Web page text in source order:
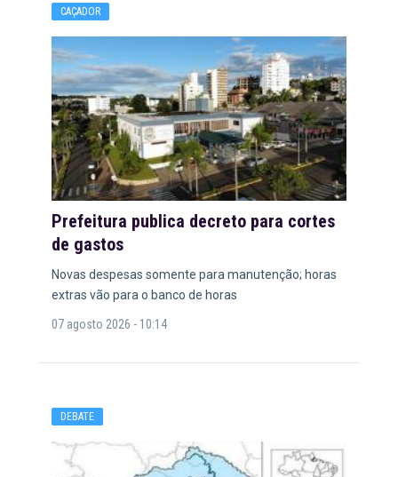
CAÇADOR
Prefeitura publica decreto para cortes
de gastos
Novas despesas somente para manutenção; horas
extras vão para o banco de horas
07 agosto 2026 - 10:14
DEBATE